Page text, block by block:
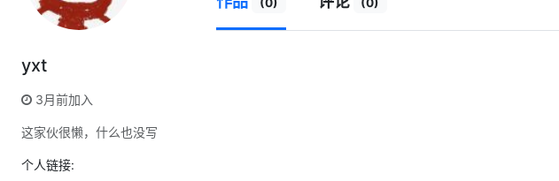
yxt
3月前加入
这家伙很懒，什么也没写
个人链接: